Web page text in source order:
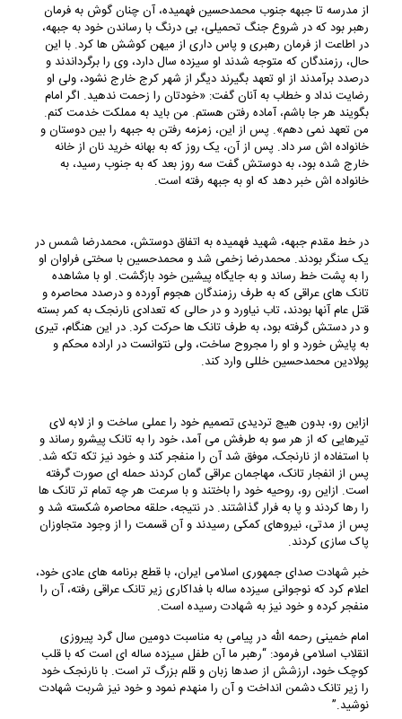
از مدرسه تا جبهه جنوب محمدحسین فهمیده، آن چنان گوش به فرمان
رهبر بود که در شروع جنگ تحمیلی، بی درنگ با رساندن خود به جبهه،
در اطاعت از فرمان رهبری و پاس داری از میهن کوشش ها کرد. با این
حال، رزمندگان که متوجه شدند او سیزده سال دارد، وی را برگرداندند و
درصدد برآمدند از او تعهد بگیرند دیگر از شهر کرج خارج نشود، ولی او
رضایت نداد و خطاب به آنان گفت: «خودتان را زحمت ندهید. اگر امام
بگویند هر جا باشم، آماده رفتن هستم. من باید به مملکت خدمت کنم.
من تعهد نمی دهم». پس از این، زمزمه رفتن به جبهه را بین دوستان و
خانواده اش سر داد. پس از آن، یک روز که به بهانه خرید نان از خانه
خارج شده بود، به دوستش گفت سه روز بعد که به جنوب رسید، به
خانواده اش خبر دهد که او به جبهه رفته است.
در خط مقدم جبهه، شهید فهمیده به اتفاق دوستش، محمدرضا شمس در
یک سنگر بودند. محمدرضا زخمی شد و محمدحسین با سختی فراوان او
را به پشت خط رساند و به جایگاه پیشین خود بازگشت. او با مشاهده
تانک های عراقی که به طرف رزمندگان هجوم آورده و درصدد محاصره و
قتل عام آنها بودند، تاب نیاورد و در حالی که تعدادی نارنجک به کمر بسته
و در دستش گرفته بود، به طرف تانک ها حرکت کرد. در این هنگام، تیری
به پایش خورد و او را مجروح ساخت، ولی نتوانست در اراده محکم و
پولادین محمدحسین خللی وارد کند.
ازاین رو، بدون هیچ تردیدی تصمیم خود را عملی ساخت و از لابه لای
تیرهایی که از هر سو به طرفش می آمد، خود را به تانک پیشرو رساند و
با استفاده از نارنجک، موفق شد آن را منفجر کند و خود نیز تکه تکه شد.
پس از انفجار تانک، مهاجمان عراقی گمان کردند حمله ای صورت گرفته
است. ازاین رو، روحیه خود را باختند و با سرعت هر چه تمام تر تانک ها
را رها کردند و پا به فرار گذاشتند. در نتیجه، حلقه محاصره شکسته شد و
پس از مدتی، نیروهای کمکی رسیدند و آن قسمت را از وجود متجاوزان
پاک سازی کردند.
خبر شهادت صدای جمهوری اسلامی ایران، با قطع برنامه های عادی خود،
اعلام کرد که نوجوانی سیزده ساله با فداکاری زیر تانک عراقی رفته، آن را
منفجر کرده و خود نیز به شهادت رسیده است.
امام خمینی رحمه الله در پیامی به مناسبت دومین سال گرد پیروزی
انقلاب اسلامی فرمود: “رهبر ما آن طفل سیزده ساله ای است که با قلب
کوچک خود، ارزشش از صدها زبان و قلم بزرگ تر است. با نارنجک خود
را زیر تانک دشمن انداخت و آن را منهدم نمود و خود نیز شربت شهادت
نوشید.”